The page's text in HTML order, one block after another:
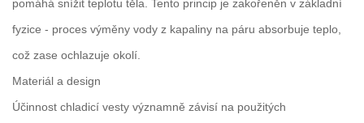
pomáhá snížit teplotu těla. Tento princip je zakořeněn v základní
fyzice - proces výměny vody z kapaliny na páru absorbuje teplo,
což zase ochlazuje okolí.
Materiál a design
Účinnost chladicí vesty významně závisí na použitých